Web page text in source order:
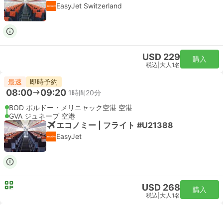
EasyJet Switzerland
USD 229
税込 大人1名
購入
最速 即時予約
08:00 09:20 1時間20分
BOD ボルドー・メリニャック空港 空港
GVA ジュネーブ 空港
エコノミー | フライト #U21388
EasyJet
USD 268
税込 大人1名
購入